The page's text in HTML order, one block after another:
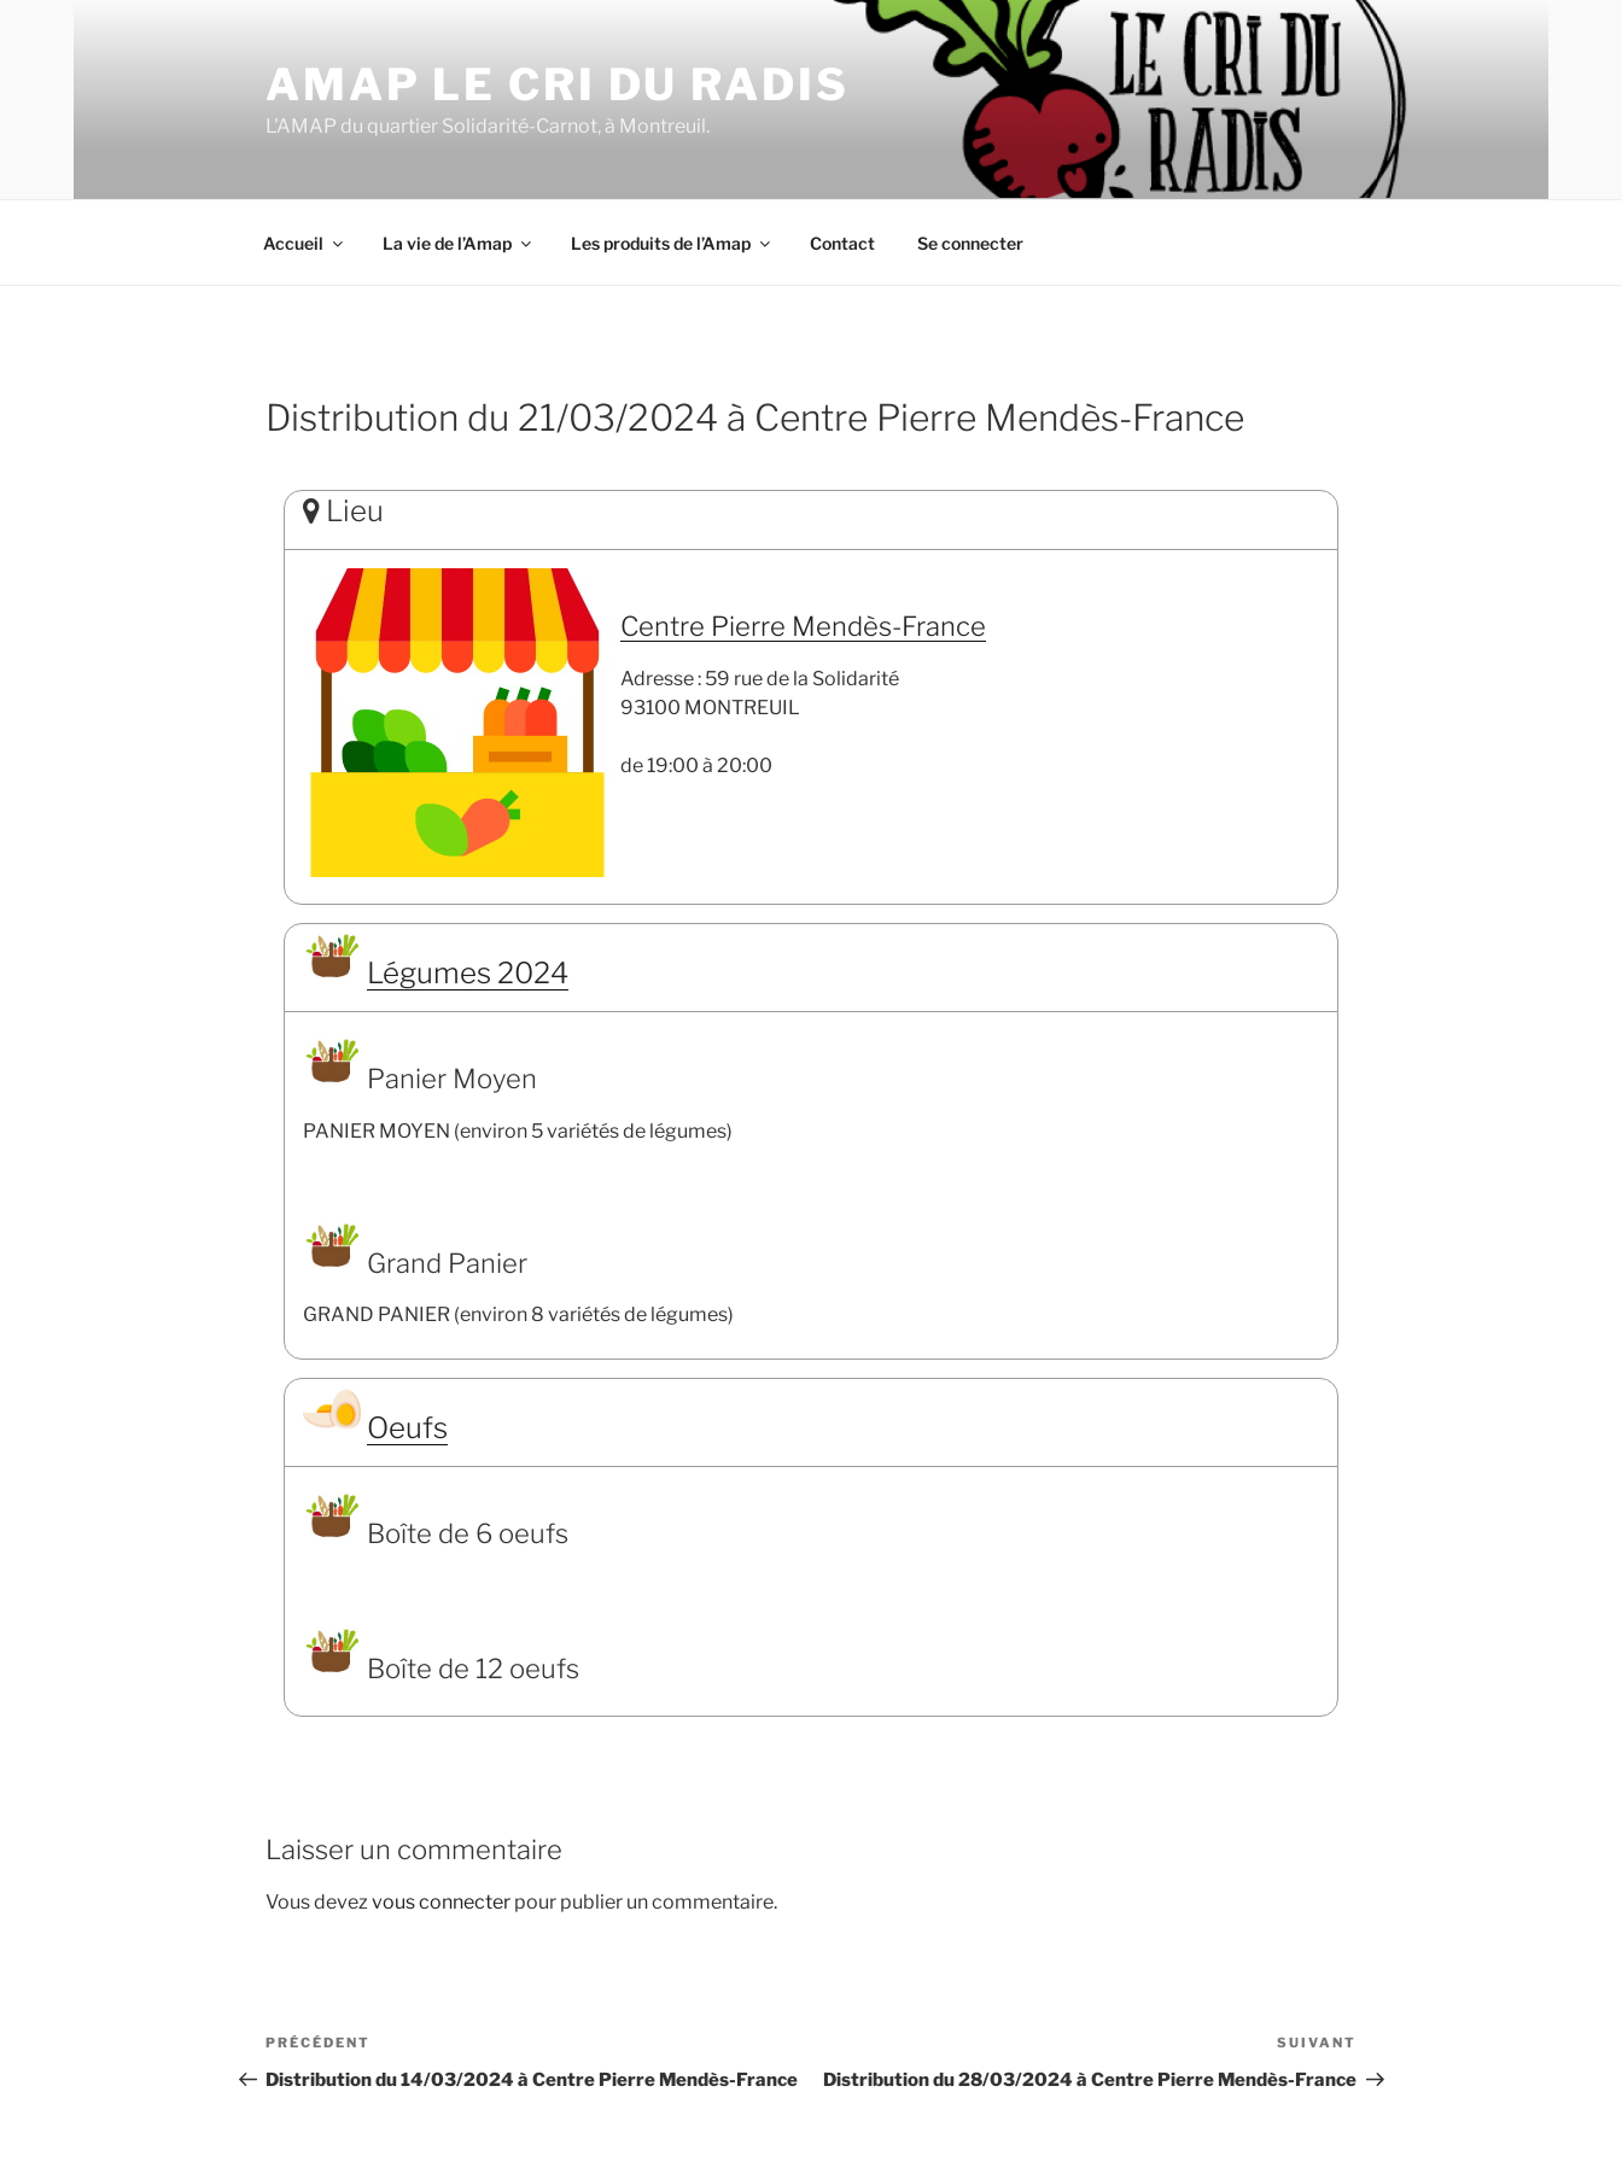
AMAP LE CRI DU RADIS
L'AMAP du quartier Solidarité-Carnot, à Montreuil.
Accueil La vie de l’Amap Les produits de l’Amap Contact Se connecter
Distribution du 21/03/2024 à Centre Pierre Mendès-France
Lieu
Centre Pierre Mendès-France
Adresse : 59 rue de la Solidarité
93100 MONTREUIL
de 19:00 à 20:00
Légumes 2024
Panier Moyen
PANIER MOYEN (environ 5 variétés de légumes)
Grand Panier
GRAND PANIER (environ 8 variétés de légumes)
Oeufs
Boîte de 6 oeufs
Boîte de 12 oeufs
Laisser un commentaire
Vous devezvous connecter pour publier un commentaire.
Navigation
de
Article
précédent
PRÉCÉDENT
Distribution du 14/03/2024 à Centre Pierre Mendès-France
suivant
SUIVANT
Distribution du 28/03/2024 à Centre Pierre Mendès-France